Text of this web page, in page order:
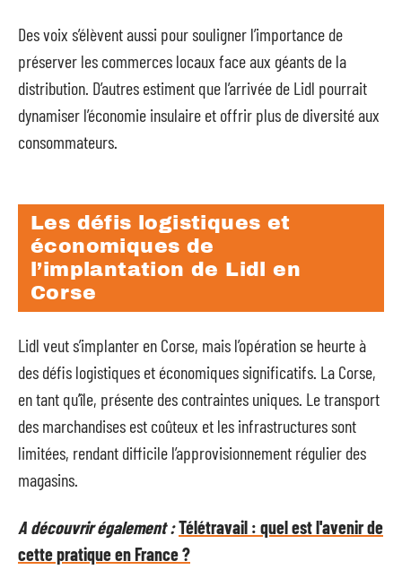
Des voix s’élèvent aussi pour souligner l’importance de
préserver les commerces locaux face aux géants de la
distribution. D’autres estiment que l’arrivée de Lidl pourrait
dynamiser l’économie insulaire et offrir plus de diversité aux
consommateurs.
Les défis logistiques et
économiques de
l’implantation de Lidl en
Corse
Lidl veut s’implanter en Corse, mais l’opération se heurte à
des défis logistiques et économiques significatifs. La Corse,
en tant qu’île, présente des contraintes uniques. Le transport
des marchandises est coûteux et les infrastructures sont
limitées, rendant difficile l’approvisionnement régulier des
magasins.
A découvrir également :Télétravail : quel est l'avenir de
cette pratique en France ?